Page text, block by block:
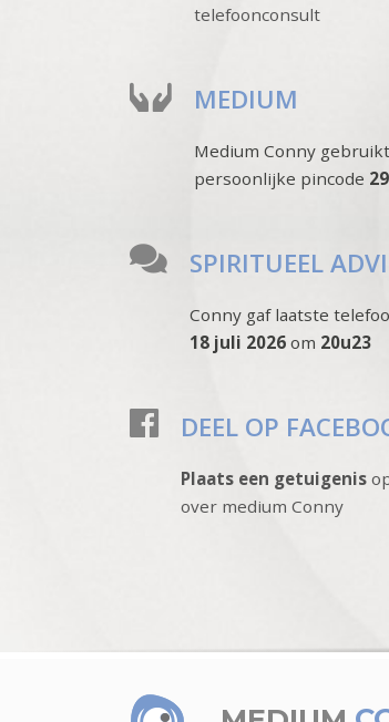
telefoonconsult
MEDIUM
Medium Conny
persoonlijke pincode
SPIRITUEEL
Conny gaf laatste
18 juli 2026 om 20u23
DEEL OP
Plaats een getuigenis
over medium Conny